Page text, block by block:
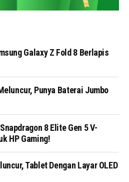
Galaxy Z Fold 8 Berlapis
Punya Baterai Jumbo
8 Elite Gen 5 V-
HP Gaming!
Tablet Dengan Layar OLED